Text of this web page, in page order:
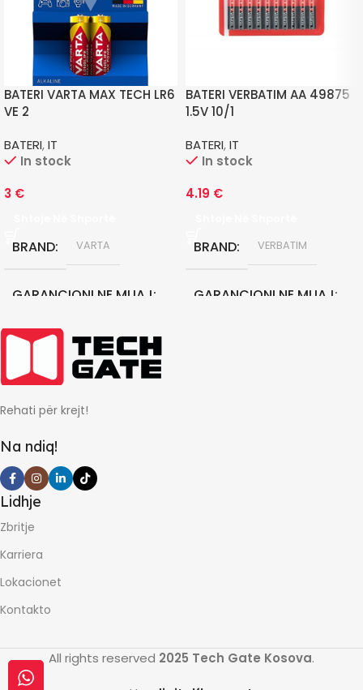
BATERI VARTA MAX TECH LR6
VE 2
BATERI,IT
In stock
3 €
BRAND VARTA
GARANCIONI NE MUAJ
0
BATERI VERBATIM AA 49875
1.5V 10/1
BATERI,IT
In stock
4.19 €
BRAND VERBATIM
GARANCIONI NE MUAJ
Rehati për krejt!
Na ndiq!
Lidhje
Zbritje
Karriera
Lokacionet
Kontakto
All rights reserved 2025 Tech Gate Kosova.